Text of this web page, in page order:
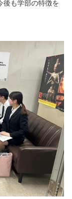
後も学部の特徴を